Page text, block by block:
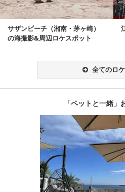
サザンビーチ（湘南・茅ヶ崎）
の海撮影&周辺ロケスポット
全てのロ
「ペットと一緒」